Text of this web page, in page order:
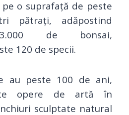
o suprafață de peste
pătrați, adăpostind
de bonsai,
120 de specii.
au peste 100 de ani,
opere de artă în
sculptate natural